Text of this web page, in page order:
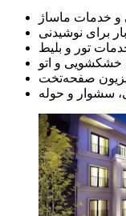
و خدمات ماساژ
برای نوشیدنی
و اتو
صفحه‌تخت
سشوار و حوله